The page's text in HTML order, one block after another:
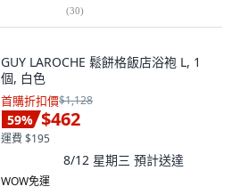
(30)
GUY LAROCHE 鬆餅格飯店浴袍 L, 1
個, 白色
首購折扣價$1,128
59% $462
運費 $195
8/12 星期三 預計送達
WOW免運